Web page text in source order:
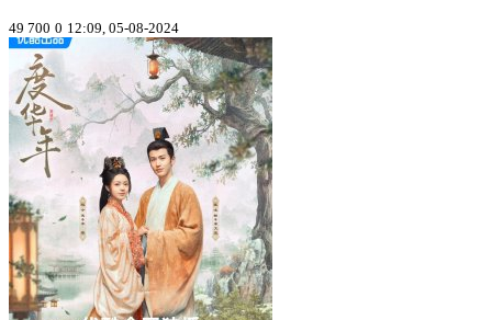
49 700 0 12:09, 05-08-2024